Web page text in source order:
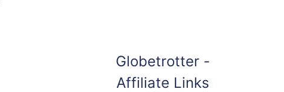
Globetrotter -
Affiliate Links